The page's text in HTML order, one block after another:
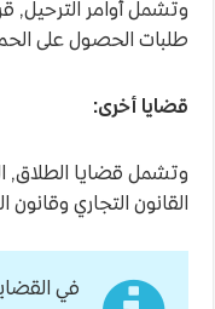
وتشمل أوامر الترحيل,
طلبات الحصول على
قضايا أخرى:
وتشمل قضايا الطلاق,
القانون التجاري وقانون
في